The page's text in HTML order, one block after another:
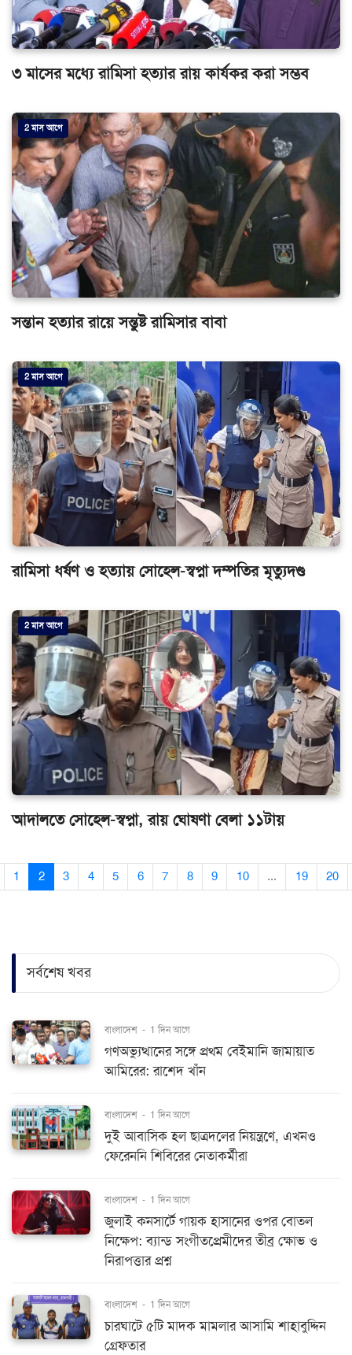
৩ মাসের মধ্যে রামিসা হত্যার রায় কার্যকর করা সম্ভব
2 মাস আগে
সন্তান হত্যার রায়ে সন্তুষ্ট রামিসার বাবা
2 মাস আগে
রামিসা ধর্ষণ ও হত্যায় সোহেল-স্বপ্না দম্পতির মৃত্যুদণ্ড
2 মাস আগে
আদালতে সোহেল-স্বপ্না, রায় ঘোষণা বেলা ১১টায়
1 2 3 4 5 6 7 8 9 10 ... 19 20
সর্বশেষ খবর
বাংলাদেশ - 1 দিন আগে
গণঅভ্যুত্থানের সঙ্গে প্রথম বেইমানি জামায়াত
আমিরের: রাশেদ খাঁন
বাংলাদেশ - 1 দিন আগে
দুই আবাসিক হল ছাত্রদলের নিয়ন্ত্রণে, এখনও
ফেরেননি শিবিরের নেতাকর্মীরা
বাংলাদেশ - 1 দিন আগে
জুলাই কনসার্টে গায়ক হাসানের ওপর বোতল
নিক্ষেপ: ব্যান্ড সংগীতপ্রেমীদের তীব্র ক্ষোভ ও
নিরাপত্তার প্রশ্ন
বাংলাদেশ - 1 দিন আগে
চারঘাটে ৫টি মাদক মামলার আসামি শাহাবুদ্দিন
গ্রেফতার